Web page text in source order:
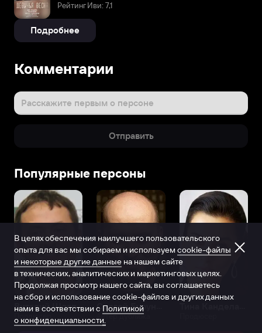
Рейтинг Иви: 7,1
Подробнее
Комментарии
Расскажите первым о персоне
Отправить
Популярные персоны
Виталий Шляппо
Продюсер Актёр дубляжа
В целях обеспечения наилучшего пользовательского
опыта для вас мы собираем и используем cookie-файлы
и некоторые другие данные на нашем сайте
в технических, аналитических и маркетинговых целях.
Продолжая просмотр нашего сайта, вы соглашаетесь
на сбор и использование cookie-файлов и других данных
нами в соответствии с Политикой
о конфиденциальности.